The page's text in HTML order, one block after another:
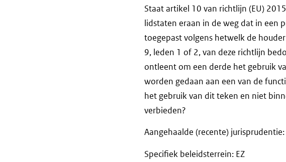
Staat artikel 10 van richtlijn (EU)
lidstaten eraan in de weg dat in een
toegepast volgens hetwelk de
9, leden 1 of 2, van deze richtlijn
ontleent om een derde het gebruik
worden gedaan aan een van de
het gebruik van dit teken en niet
verbieden?
Aangehaalde (recente)
Specifiek beleidsterrein: EZ